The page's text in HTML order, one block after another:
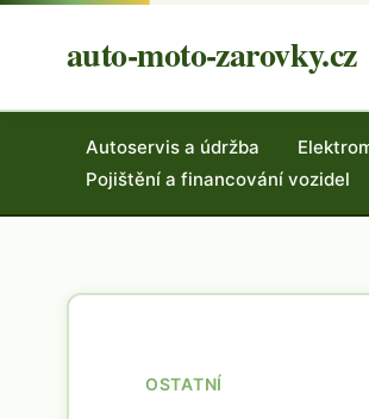
auto-moto-zarovky.cz
Autoservis a údržba
Pojištění a financování vozidel
OSTATNÍ